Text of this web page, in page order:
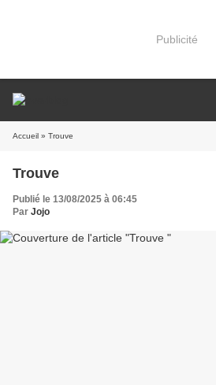
Publicité
Accueil » Trouve
Trouve
Publié le 13/08/2025 à 06:45
Par Jojo